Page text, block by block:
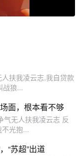
扶我凌云志,我自贷款
战狼...
面，根本看不够
气无人扶我凌云志 反
光抱...
“苏超”出道